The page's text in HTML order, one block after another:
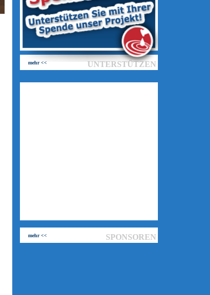
UNTERSTÜTZEN
mehr <<
SPONSOREN
mehr <<